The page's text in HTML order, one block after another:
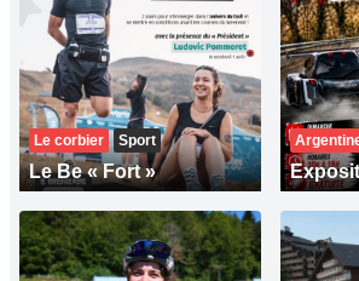
Le corbier Sport
Le Be « Fort »